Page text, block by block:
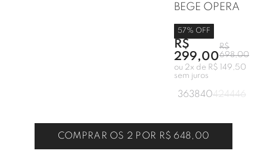
BEGE OPERA
57% OFF
R$
299,00
R$
698,00
ou 2x de R$ 149,50
sem juros
363840424446
COMPRAR OS 2 POR R$ 648,00